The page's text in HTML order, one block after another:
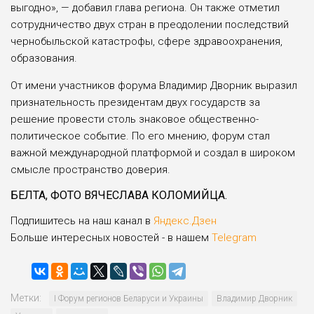
выгодно», — добавил глава региона. Он также отметил
сотрудничество двух стран в преодолении последствий
чернобыльской катастрофы, сфере здравоохранения,
образования.
От имени участников форума Владимир Дворник выразил
признательность президентам двух государств за
решение провести столь знаковое общественно-
политическое событие. По его мнению, форум стал
важной международной платформой и создал в широком
смысле пространство доверия.
БЕЛТА, ФОТО ВЯЧЕСЛАВА КОЛОМИЙЦА.
Подпишитесь на наш канал в Яндекс.Дзен
Больше интересных новостей - в нашем Telegram
Метки: I Форум регионов Беларуси и Украины
Владимир Дворник